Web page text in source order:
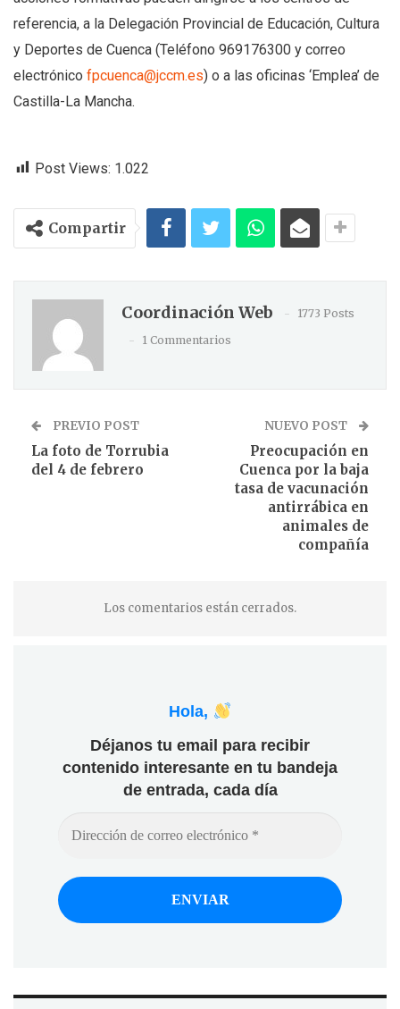
referencia, a la Delegación Provincial de Educación, Cultura
y Deportes de Cuenca (Teléfono 969176300 y correo
electrónico fpcuenca@jccm.es) o a las oficinas ‘Emplea’ de
Castilla-La Mancha.
Post Views: 1.022
Compartir
Coordinación Web
1773 Posts
1 Commentarios
PREVIO POST
La foto de Torrubia
del 4 de febrero
NUEVO POST
Preocupación en
Cuenca por la baja
tasa de vacunación
antirrábica en
animales de
compañía
Los comentarios están cerrados.
Hola,
Déjanos tu email para recibir
contenido interesante en tu bandeja
de entrada, cada día